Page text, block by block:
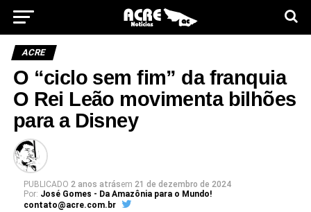
ACRE
O “ciclo sem fim” da franquia
O Rei Leão movimenta bilhões
para a Disney
PUBLICADO 2 anos atrásem 21 de dezembro de 2024
Por: José Gomes - Da Amazônia para o Mundo!
contato@acre.com.br